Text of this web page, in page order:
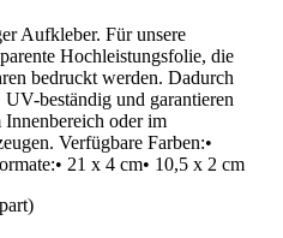
Aufkleber. Für unsere
Hochleistungsfolie, die
bedruckt werden. Dadurch
beständig und garantieren
oder im
Verfügbare Farben:•
21 x 4 cm• 10,5 x 2 cm